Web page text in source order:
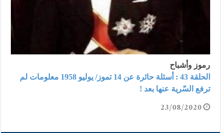
رموز وأشباح
الحلقة 43 : أسئلة حائرة عن 14 تموز/ يوليو 1958 معلومات لم
ترفع السّرية عنها بعد !
23/08/2020